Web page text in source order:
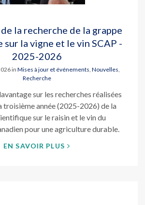
la recherche de la grappe
la vigne et le vin SCAP -
2025-2026
inMises à jour et événements, Nouvelles,
Recherche
sur les recherches réalisées
troisième année (2025-2026) de la
sur le raisin et le vin du
pour une agriculture durable.
EN SAVOIR PLUS